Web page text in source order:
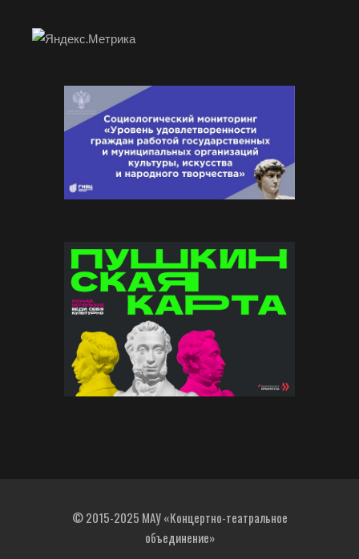
© 2015-2025 МАУ «Концертно-театральное
объединение»